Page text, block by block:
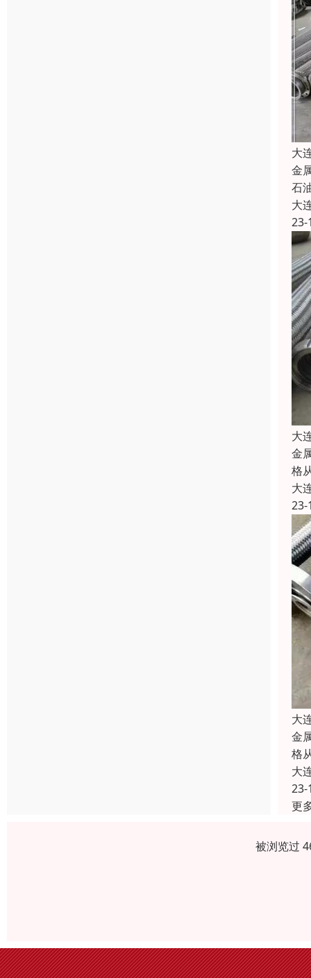
大
金
石
大
23-
大
金
格
大
23-
大
金
格
大
23-
更
被浏览过